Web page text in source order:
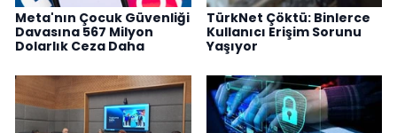
Meta'nın Çocuk Güvenliği
Davasına 567 Milyon
Dolarlık Ceza Daha
TürkNet Çöktü: Binlerce
Kullanıcı Erişim Sorunu
Yaşıyor